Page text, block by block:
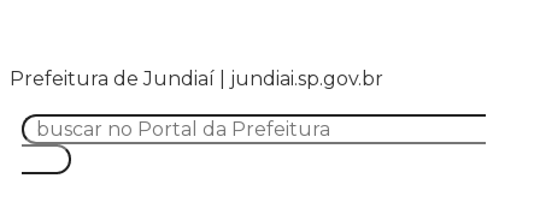
Prefeitura de Jundiaí | jundiai.sp.gov.br